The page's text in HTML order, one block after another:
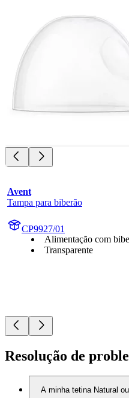
Avent
Tampa para biberão
CP9927/01
Alimentação com
Transparente
Resolução de
A minha tetina Natural